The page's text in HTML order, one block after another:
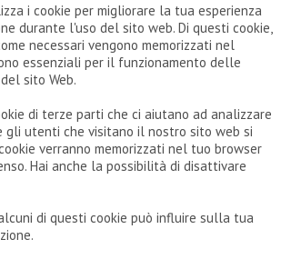
i cookie per migliorare la tua esperienza
durante l'uso del sito web. Di questi cookie,
necessari vengono memorizzati nel
essenziali per il funzionamento delle
sito Web.
di terze parti che ci aiutano ad analizzare
gli utenti che visitano il nostro sito web si
verranno memorizzati nel tuo browser
Hai anche la possibilità di disattivare
di questi cookie può influire sulla tua